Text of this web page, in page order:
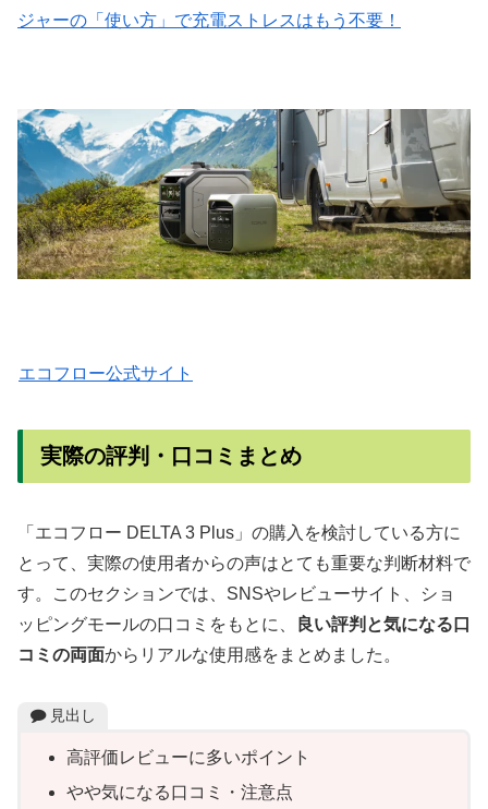
ジャーの「使い方」で充電ストレスはもう不要！
エコフロー公式サイト
実際の評判・口コミまとめ
「エコフロー DELTA 3 Plus」の購入を検討している方に
とって、実際の使用者からの声はとても重要な判断材料で
す。このセクションでは、SNSやレビューサイト、ショ
ッピングモールの口コミをもとに、
良い評判と気になる口
コミの両面からリアルな使用感をまとめました。
見出し
高評価レビューに多いポイント
やや気になる口コミ・注意点